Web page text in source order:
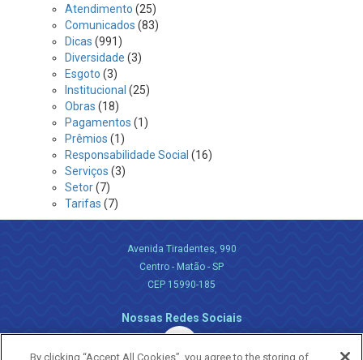
Atendimento (25)
Comunicados (83)
Dicas (991)
Diversidade (3)
Esgoto (3)
Institucional (25)
Obras (18)
Pagamentos (1)
Prêmios (1)
Responsabilidade Social (16)
Serviços (3)
Setor(7)
Tarifas (7)
Avenida Tiradentes, 990
Centro - Matão - SP
CEP 15990-185
Nossas Redes Sociais
By clicking “Accept All Cookies”, you agree to the storing of